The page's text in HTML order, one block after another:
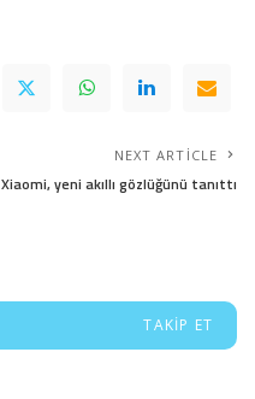
NEXT ARTICLE
Xiaomi, yeni akıllı gözlüğünü tanıttı
TAKIP ET